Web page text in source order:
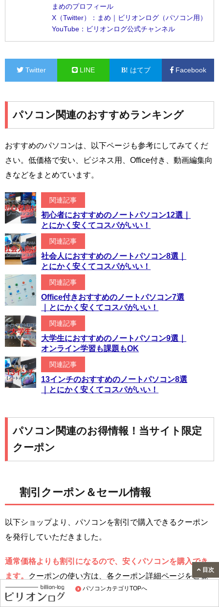
パソコンカテゴリTOPへ
まめのプロフィール
X（Twitter）：まめ｜ビリオンログ（パソコン用）
YouTube：ビリオンログ公式チャンネル
Twitter LINE はてブ Facebook
パソコン関連のおすすめランキング
おすすめのパソコンは、以下ページも参考にしてみてくだ
さい。低価格で安い、ビジネス用、Office付き、動画編集向
きなどをまとめています。
関連記事
初心者におすすめのノートパソコン12選｜
とにかく安くてコスパがいい！
関連記事
社会人におすすめのノートパソコン8選｜
とにかく安くてコスパがいい！
関連記事
Office付きおすすめのノートパソコン7選
｜とにかく安くてコスパがいい！
関連記事
大学生におすすめのノートパソコン9選｜
オンライン学習も課題もOK
関連記事
13インチのおすすめのノートパソコン8選
｜とにかく安くてコスパがいい！
パソコン関連のお得情報！当サイト限定
クーポン
割引クーポン＆セール情報
以下ショップより、パソコンを割引で購入できるクーポン
を発行していただきました。
通常価格よりも割引になるので、安くパソコンを購入でき
ます。
クーポンの使い方は、各クーポン詳細ページをご覧
ください。
目次